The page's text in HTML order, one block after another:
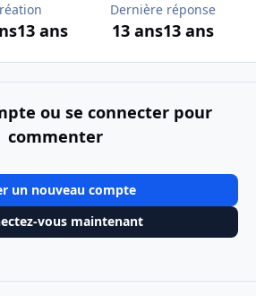
13 ans
Dernière réponse
13 ans13 ans
ou se connecter pour
commenter
un nouveau compte
vous maintenant